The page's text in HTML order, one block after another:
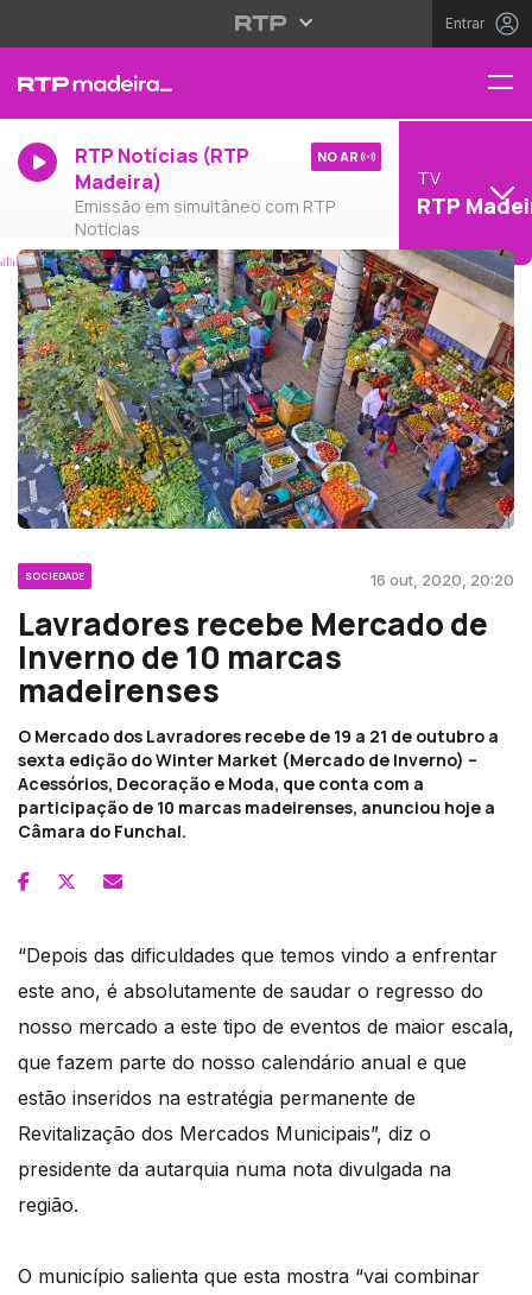
Entrar
RTP Notícias (RTP
Madeira)
Emissão em simultâneo com RTP
Notícias
NO AR
TV
RTP
SOCIEDADE 16 out, 2020, 20:20
Lavradores recebe Mercado de
Inverno de 10 marcas
madeirenses
O Mercado dos Lavradores recebe de 19 a 21 de outubro a
sexta edição do Winter Market (Mercado de Inverno) –
Acessórios, Decoração e Moda, que conta com a
participação de 10 marcas madeirenses, anunciou hoje a
Câmara do Funchal.
“Depois das dificuldades que temos vindo a enfrentar
este ano, é absolutamente de saudar o regresso do
nosso mercado a este tipo de eventos de maior escala,
que fazem parte do nosso calendário anual e que
estão inseridos na estratégia permanente de
Revitalização dos Mercados Municipais”, diz o
presidente da autarquia numa nota divulgada na
região.
O município salienta que esta mostra “vai combinar